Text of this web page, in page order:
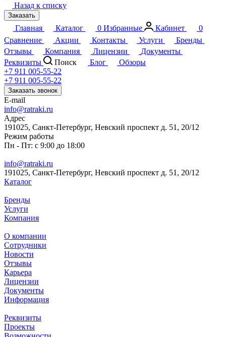
Назад к списку
Заказать
Главная Каталог 0 Избранные Кабинет
0
Сравнение
Акции Контакты Услуги
Бренды
Отзывы
Компания Лицензии
Документы
Реквизиты
Поиск Блог
Обзоры
+7 911 005-55-22
+7 911 005-55-22
Заказать звонок
E-mail
info@ratraki.ru
Адрес
191025, Санкт-Петербург, Невский проспект д. 51, 20/12
Режим работы
Пн - Пт: с 9:00 до 18:00
info@ratraki.ru
191025, Санкт-Петербург, Невский проспект д. 51, 20/12
Каталог
Бренды
Услуги
Компания
О компании
Сотрудники
Новости
Отзывы
Карьера
Лицензии
Документы
Информация
Реквизиты
Проекты